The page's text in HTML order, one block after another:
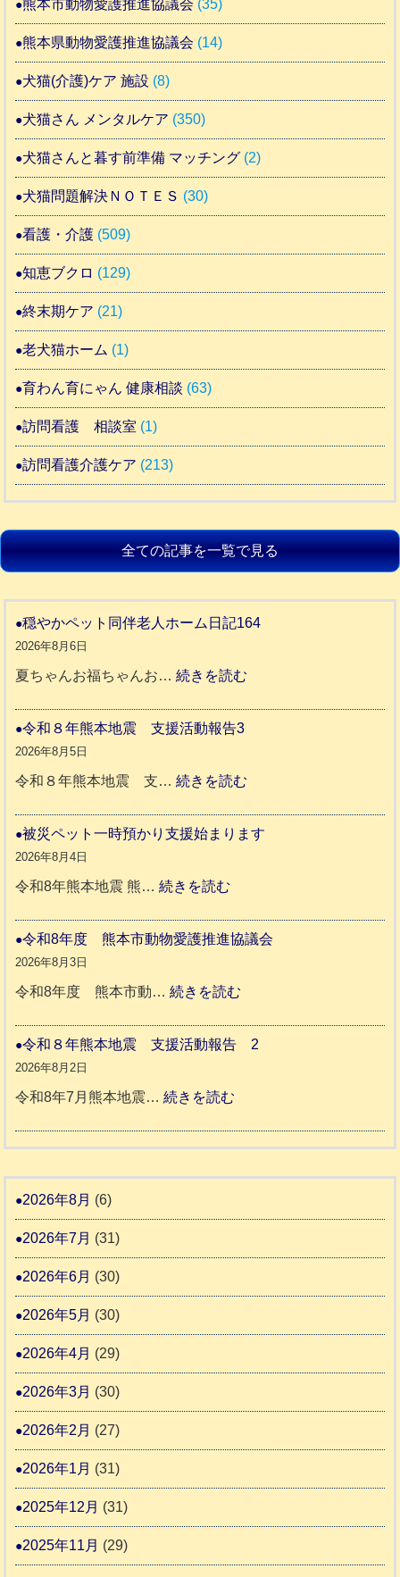
熊本市動物愛護推進協議会 (35)
熊本県動物愛護推進協議会 (14)
犬猫(介護)ケア 施設 (8)
犬猫さん メンタルケア (350)
犬猫さんと暮す前準備 マッチング (2)
犬猫問題解決ＮＯＴＥＳ (30)
看護・介護 (509)
知恵ブクロ (129)
終末期ケア (21)
老犬猫ホーム (1)
育わん育にゃん 健康相談 (63)
訪問看護 相談室 (1)
訪問看護介護ケア (213)
全ての記事を一覧で見る
穏やかペット同伴老人ホーム日記164
2026年8月6日
夏ちゃんお福ちゃんお…続きを読む
ト
人
ホ
日
記
令和８年熊本地震 支援活動報告3
2026年8月5日
令和８年熊本地震 支…続きを読む
和
本
支
報
3
被災ペット一時預かり支援始まります
2026年8月4日
令和8年熊本地震 熊…続きを読む
災
ッ
一
り
り
令和8年度 熊本市動物愛護推進協議会
2026年8月3日
令和8年度 熊本市動…続きを読む
和
市
議
令和８年熊本地震 支援活動報告 2
2026年8月2日
令和8年7月熊本地震…続きを読む
和
熊
震
援
報
2026年8月 (6)
2026年7月 (31)
2026年6月 (30)
2026年5月 (30)
2026年4月 (29)
2026年3月 (30)
2026年2月 (27)
2026年1月 (31)
2025年12月 (31)
2025年11月 (29)